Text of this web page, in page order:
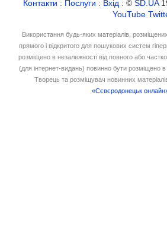
Контакти : Послуги : Вхід : ©SD.UA
YouTube
Використання будь-яких матеріалів,
прямого і відкритого для пошукових систем
розміщено в незалежності від повного або
(для інтернет-видань) повинно бути розміщено
Творець та розміщувач новинних
«Сєвєродонецьк